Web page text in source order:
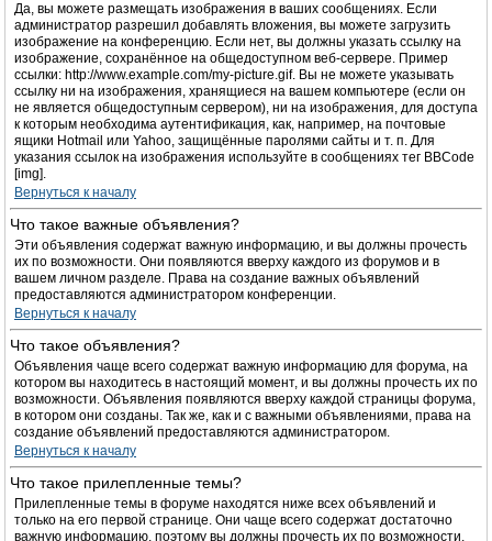
Да, вы можете размещать изображения в ваших сообщениях. Если
администратор разрешил добавлять вложения, вы можете загрузить
изображение на конференцию. Если нет, вы должны указать ссылку на
изображение, сохранённое на общедоступном веб-сервере. Пример
ссылки: http://www.example.com/my-picture.gif. Вы не можете указывать
ссылку ни на изображения, хранящиеся на вашем компьютере (если он
не является общедоступным сервером), ни на изображения, для доступа
к которым необходима аутентификация, как, например, на почтовые
ящики Hotmail или Yahoo, защищённые паролями сайты и т. п. Для
указания ссылок на изображения используйте в сообщениях тег BBCode
[img].
Вернуться к началу
Что такое важные объявления?
Эти объявления содержат важную информацию, и вы должны прочесть
их по возможности. Они появляются вверху каждого из форумов и в
вашем личном разделе. Права на создание важных объявлений
предоставляются администратором конференции.
Вернуться к началу
Что такое объявления?
Объявления чаще всего содержат важную информацию для форума, на
котором вы находитесь в настоящий момент, и вы должны прочесть их по
возможности. Объявления появляются вверху каждой страницы форума,
в котором они созданы. Так же, как и с важными объявлениями, права на
создание объявлений предоставляются администратором.
Вернуться к началу
Что такое прилепленные темы?
Прилепленные темы в форуме находятся ниже всех объявлений и
только на его первой странице. Они чаще всего содержат достаточно
важную информацию, поэтому вы должны прочесть их по возможности.